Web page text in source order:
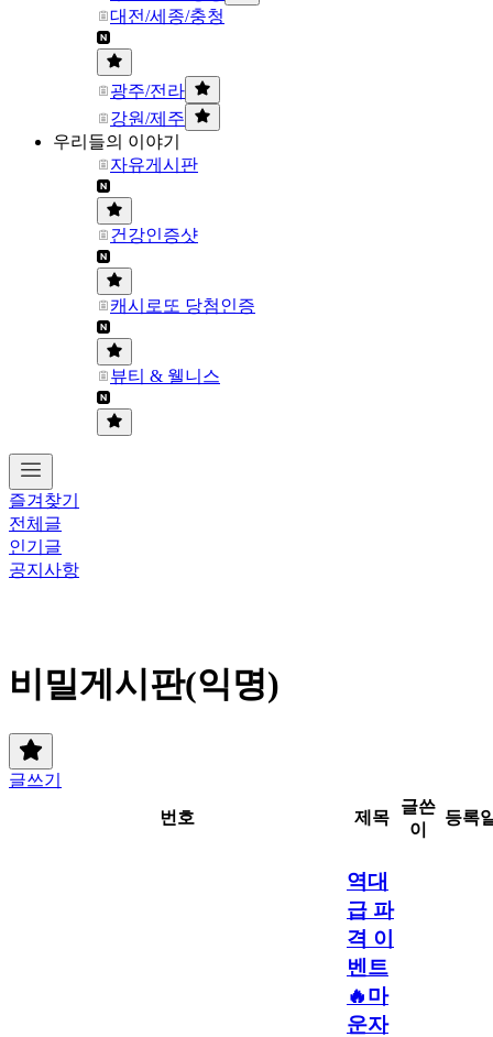
대전/세종/충청
광주/전라
강원/제주
우리들의 이야기
자유게시판
건강인증샷
캐시로또 당첨인증
뷰티 & 웰니스
즐겨찾기
전체글
인기글
공지사항
비밀게시판(익명)
글쓰기
번호
제목
글쓴
이
등록
역대
급 파
격 이
벤트
🔥마
운자